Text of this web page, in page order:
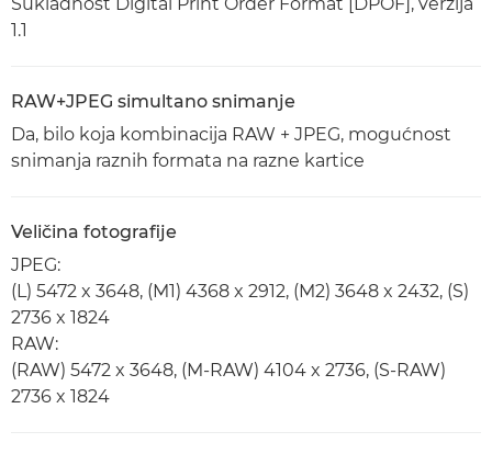
1.1
RAW+JPEG simultano snimanje
Da, bilo koja kombinacija RAW + JPEG, mogućnost
snimanja raznih formata na razne kartice
Veličina fotografije
JPEG:
(L) 5472 x 3648, (M1) 4368 x 2912, (M2) 3648 x 2432, (S)
2736 x 1824
RAW:
(RAW) 5472 x 3648, (M-RAW) 4104 x 2736, (S-RAW)
2736 x 1824